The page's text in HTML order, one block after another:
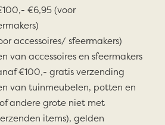
€6,95 (voor
accessoires/ sfeermakers)
van accessoires en sfeermakers
€100,- gratis verzending
van tuinmeubelen, potten en
andere grote niet met
items), gelden